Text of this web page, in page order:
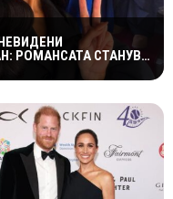
РОМАНСАТА СТАНУВА